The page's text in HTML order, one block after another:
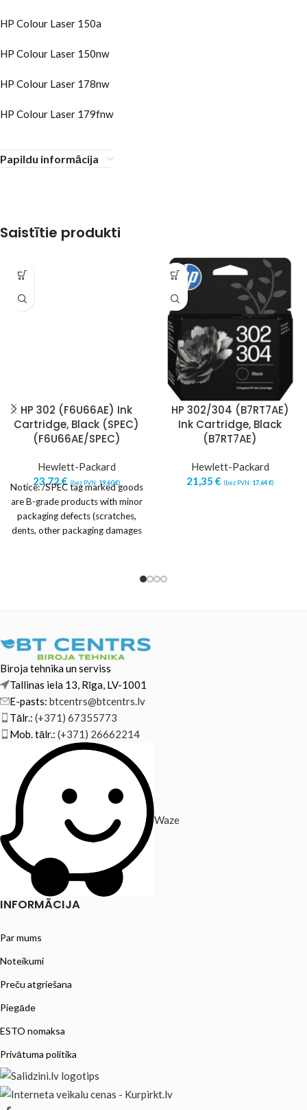
HP Colour Laser 150a
HP Colour Laser 150nw
HP Colour Laser 178nw
HP Colour Laser 179fnw
Papildu informācija
Saistītie produkti
HP 302 (F6U66AE) Ink
Cartridge, Black (SPEC)
(F6U66AE/SPEC)
Hewlett-Packard
23,72€ (bez PVN: 19,60€)
Notice: /SPEC tag marked goods
are B-grade products with minor
packaging defects (scratches,
dents, other packaging damages
HP 302/304 (B7RT7AE)
Ink Cartridge, Black
(B7RT7AE)
Hewlett-Packard
21,35 € (bez PVN: 17,64€)
Biroja tehnika un serviss
Tallinas iela 13, Rīga, LV-1001
E-pasts: btcentrs@btcentrs.lv
Tālr.: (+371) 67355773
Mob. tālr.: (+371) 26662214
Waze
INFORMĀCIJA
Par mums
Noteikumi
Preču atgriešana
Piegāde
ESTO nomaksa
Privātuma politika